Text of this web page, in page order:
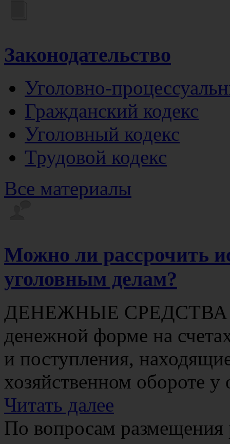
Законодательство
Уголовно-
Гражданский кодекс
Уголовный кодекс
Трудовой кодекс
Все материалы
Можно ли рассрочить
уголовным делам?
ДЕНЕЖНЫЕ СРЕДСТВА -
денежной форме на
и поступления,
хозяйственном обороте у
Читать далее
По вопросам размещения